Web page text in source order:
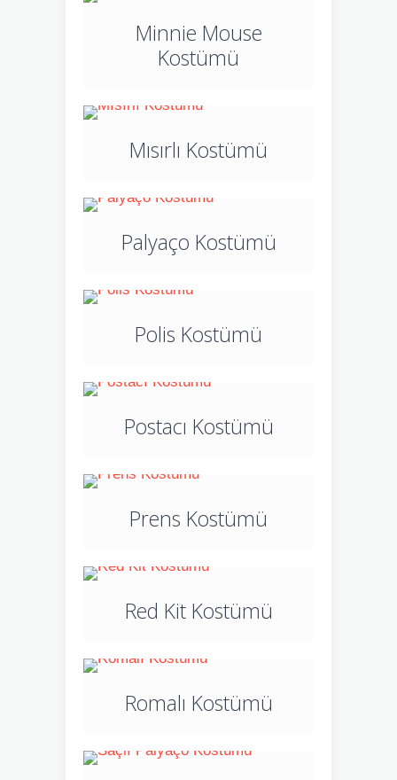
Minnie Mouse
Kostümü
Mısırlı Kostümü
Palyaço Kostümü
Polis Kostümü
Postacı Kostümü
Prens Kostümü
Red Kit Kostümü
Romalı Kostümü